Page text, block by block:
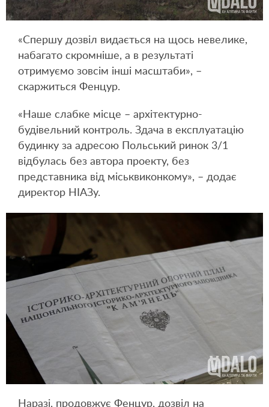
«Спершу дозвіл видається на щось невелике,
набагато скромніше, а в результаті
отримуємо зовсім інші масштаби», –
скаржиться Фенцур.
«Наше слабке місце – архітектурно-
будівельний контроль. Здача в експлуатацію
будинку за адресою Польський ринок 3/1
відбулась без автора проекту, без
представника від міськвиконкому», – додає
директор НІАЗу.
Наразі, продовжує Фенцур, дозвіл на